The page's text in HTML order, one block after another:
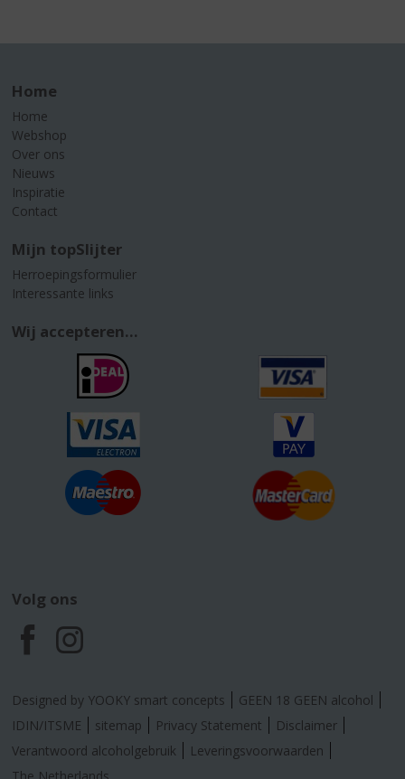
Home
Home
Webshop
Over ons
Nieuws
Inspiratie
Contact
Mijn topSlijter
Herroepingsformulier
Interessante links
Wij accepteren...
Volg ons
F
a
c
I
n
s
Designed by YOOKY smart concepts
GEEN 18 GEEN alcohol
IDIN/ITSME
sitemap Privacy Statement
Disclaimer
Verantwoord alcoholgebruik
Leveringsvoorwaarden
The Netherlands